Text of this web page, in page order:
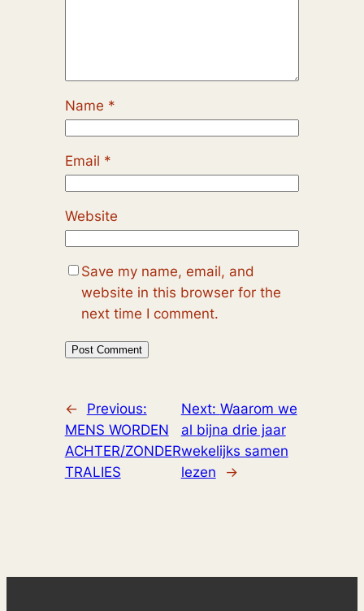
Name *
Email *
Website
Save my name, email, and
website in this browser for the
next time I comment.
←
Previous:
MENS WORDEN
ACHTER/ZONDER
TRALIES
Next: Waarom we
al bijna drie jaar
wekelijks samen
lezen
→